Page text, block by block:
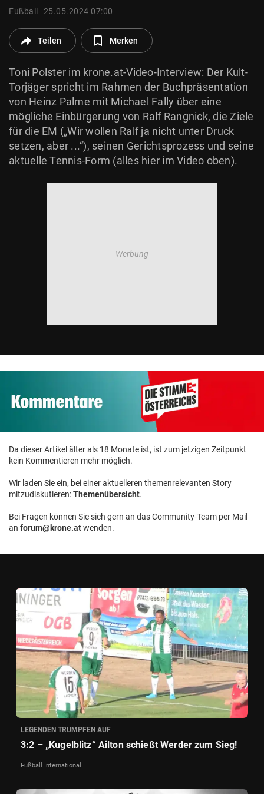
© Krone Multimedia GmbH & Co KG 2026
Fußball 25.05.2024 07:00
Teilen Merken
Toni Polster im krone.at-Video-Interview: Der Kult-
Torjäger spricht im Rahmen der Buchpräsentation
von Heinz Palme mit Michael Fally über eine
mögliche Einbürgerung von Ralf Rangnick, die Ziele
für die EM („Wir wollen Ralf ja nicht unter Druck
setzen, aber ...“), seinen Gerichtsprozess und seine
aktuelle Tennis-Form (alles hier im Video oben).
Da dieser Artikel älter als 18 Monate ist, ist zum jetzigen Zeitpunkt
kein Kommentieren mehr möglich.
Wir laden Sie ein, bei einer aktuelleren themenrelevanten Story
mitzudiskutieren:Themenübersicht.
Bei Fragen können Sie sich gern an das Community-Team per Mail
an forum@krone.atwenden.
LEGENDEN TRUMPFEN AUF
3:2 – „Kugelblitz“ Ailton schießt Werder zum Sieg!
Fußball International